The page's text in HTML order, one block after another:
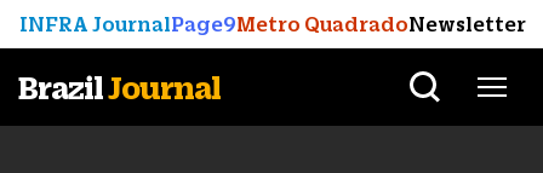
INFRA JournalPage9Metro QuadradoNewsletter
BrazilJournal